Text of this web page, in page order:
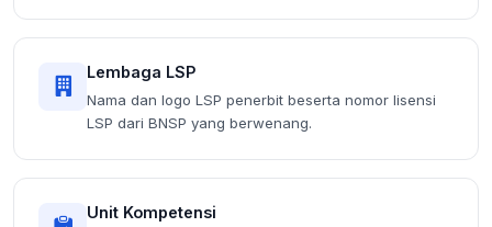
Lembaga LSP
Nama dan logo LSP penerbit beserta nomor lisensi
LSP dari BNSP yang berwenang.
Unit Kompetensi